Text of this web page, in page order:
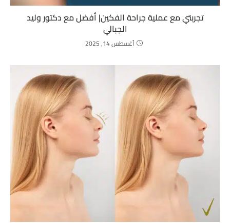
تجربتي مع عملية جراحة الفكين| أفضل مع دكتور وليد
الجبالي
أغسطس 14, 2025